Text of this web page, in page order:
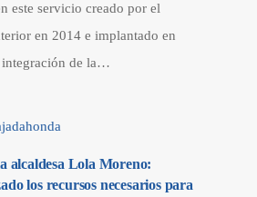
este servicio creado por el
en 2014 e implantado en
integración de la…
alcaldesa Lola Moreno:
los recursos necesarios para